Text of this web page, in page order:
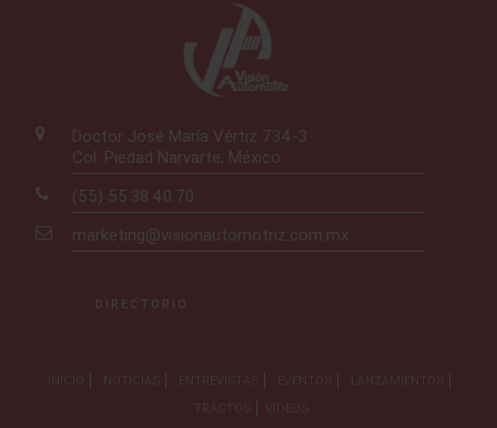
Doctor José María Vértiz 734-3
Col. Piedad Narvarte, México
(55) 55.38.40.70
marketing@visionautomotriz.com.mx
DIRECTORIO
INICIO NOTICIAS ENTREVISTAS EVENTOS
LANZAMIENTOS
TRACTOS
VIDEOS